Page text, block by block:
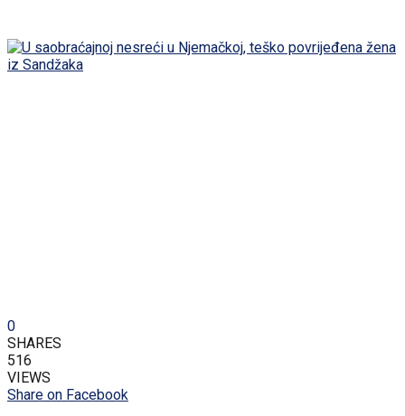
0
SHARES
516
VIEWS
Share on Facebook